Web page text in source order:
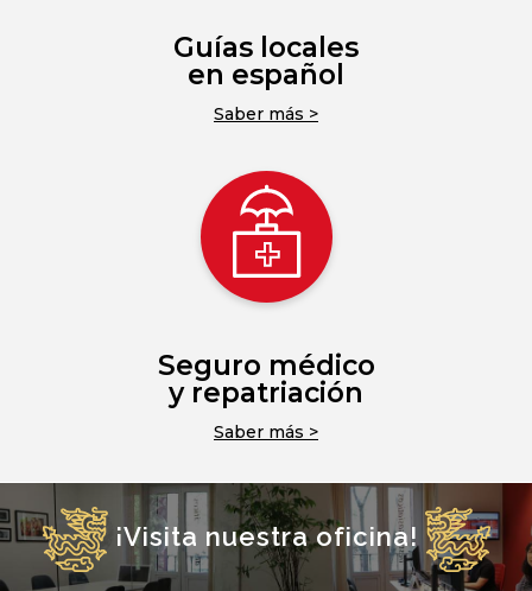
Guías locales
en español
Saber más >
Seguro médico
y repatriación
Saber más >
¡Visita nuestra oficina!